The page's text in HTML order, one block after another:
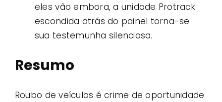
eles vão embora, a unidade Protrack
escondida atrás do painel torna-se
sua testemunha silenciosa.
Resumo
Roubo de veículos é crime de oportunidade